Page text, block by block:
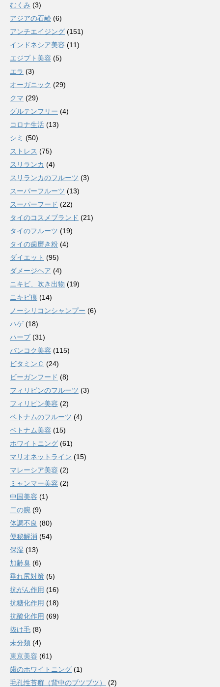
むくみ (3)
アジアの石鹸 (6)
アンチエイジング (151)
インドネシア美容 (11)
エジプト美容 (5)
エラ (3)
オーガニック (29)
クマ (29)
グルテンフリー (4)
コロナ生活 (13)
シミ (50)
ストレス (75)
スリランカ (4)
スリランカのフルーツ (3)
スーパーフルーツ (13)
スーパーフード (22)
タイのコスメブランド (21)
タイのフルーツ (19)
タイの歯磨き粉 (4)
ダイエット (95)
ダメージヘア (4)
ニキビ、吹き出物 (19)
ニキビ痕 (14)
ノーシリコンシャンプー (6)
ハゲ(18)
ハーブ (31)
バンコク美容 (115)
ビタミンＣ (24)
ビーガンフード (8)
フィリピンのフルーツ (3)
フィリピン美容 (2)
ベトナムのフルーツ (4)
ベトナム美容 (15)
ホワイトニング (61)
マリオネットライン (15)
マレーシア美容 (2)
ミャンマー美容 (2)
中国美容 (1)
二の腕 (9)
体調不良 (80)
便秘解消 (54)
保湿 (13)
加齢臭 (6)
垂れ尻対策 (5)
抗がん作用 (16)
抗糖化作用 (18)
抗酸化作用 (69)
抜け毛 (8)
未分類 (4)
東京美容 (61)
歯のホワイトニング (1)
毛孔性苔癬（背中のブツブツ）
(2)